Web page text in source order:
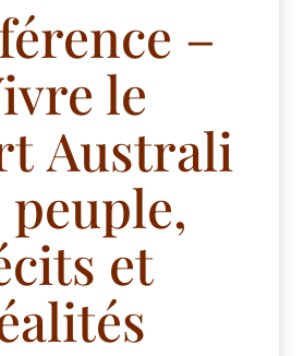
–
le
Australi
peuple,
et